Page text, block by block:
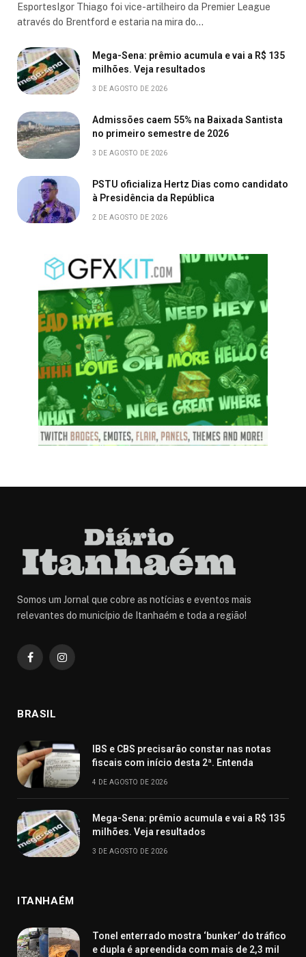
EsportesIgor Thiago foi vice-artilheiro da Premier League
através do Brentford e estaria na mira do…
Mega-Sena: prêmio acumula e vai a R$ 135
milhões. Veja resultados
3 DE AGOSTO DE 2026
Admissões caem 55% na Baixada Santista
no primeiro semestre de 2026
3 DE AGOSTO DE 2026
PSTU oficializa Hertz Dias como candidato
à Presidência da República
2 DE AGOSTO DE 2026
Somos um Jornal que cobre as notícias e eventos mais
relevantes do município de Itanhaém e toda a região!
FacebookInstagram
BRASIL
IBS e CBS precisarão constar nas notas
fiscais com início desta 2ª. Entenda
4 DE AGOSTO DE 2026
Mega-Sena: prêmio acumula e vai a R$ 135
milhões. Veja resultados
3 DE AGOSTO DE 2026
ITANHAÉM
Tonel enterrado mostra ‘bunker’ do tráfico
e dupla é apreendida com mais de 2,3 mil